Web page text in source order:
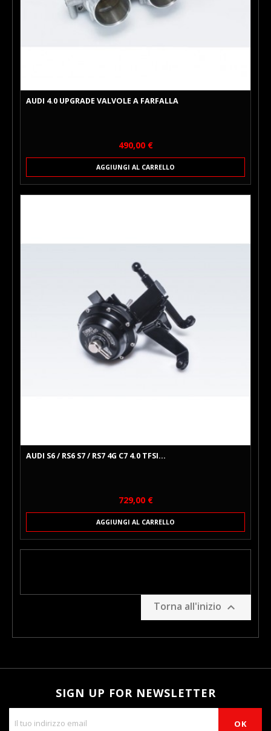
AUDI 4.0 UPGRADE VALVOLE A FARFALLA
Prezzo
490,00 €
AGGIUNGI AL CARRELLO
AUDI S6 / RS6 S7 / RS7 4G C7 4.0 TFSI...
Prezzo
729,00 €
AGGIUNGI AL CARRELLO
Torna all'inizio 
SIGN UP FOR NEWSLETTER